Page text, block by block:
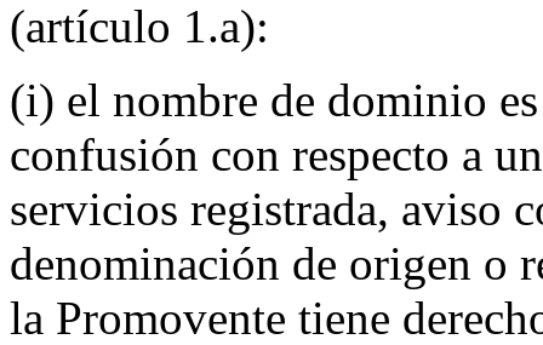
(artículo 1.a):
(i) el nombre de dominio
confusión con respecto a
servicios registrada, aviso
denominación de origen o
la Promovente tiene